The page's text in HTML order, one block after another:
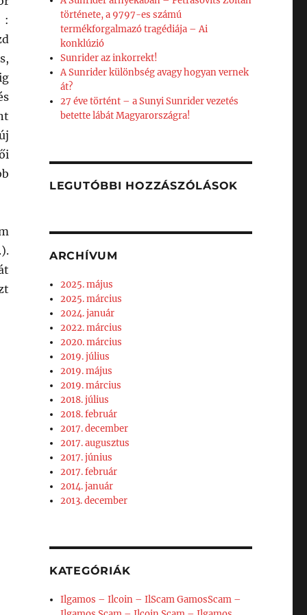
:
története, a 9797-es számú
termékforgalmazó tragédiája – Ai
konklúzió
Sunrider az inkorrekt!
A Sunrider különbség avagy hogyan vernek
át?
27 éve történt – a Sunyi Sunrider vezetés
betette lábát Magyarországra!
LEGUTÓBBI HOZZÁSZÓLÁSOK
ARCHÍVUM
2025. május
2025. március
2024. január
2022. március
2020. március
2019. július
2019. május
2019. március
2018. július
2018. február
2017. december
2017. augusztus
2017. június
2017. február
2014. január
2013. december
KATEGÓRIÁK
Ilgamos – Ilcoin – IlScam GamosScam –